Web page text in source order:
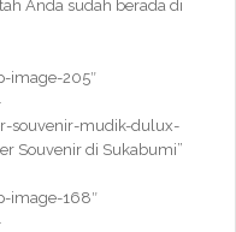
Anda sudah berada di
image-205″
souvenir-mudik-dulux-
Souvenir di Sukabumi”
image-168″